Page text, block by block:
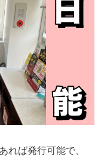
れば発行可能で、